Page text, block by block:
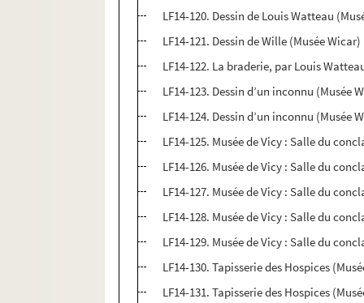
LF14-120. Dessin de Louis Watteau
LF14-121. Dessin de Wille (Musée Wicar)
LF14-122. La braderie, par Louis
LF14-123. Dessin d’un inconnu (Musée
LF14-124. Dessin d’un inconnu (Musée
LF14-125. Musée de Vicy : Salle du
LF14-126. Musée de Vicy : Salle du
LF14-127. Musée de Vicy : Salle du
LF14-128. Musée de Vicy : Salle du
LF14-129. Musée de Vicy : Salle du
LF14-130. Tapisserie des Hospices
LF14-131. Tapisserie des Hospices